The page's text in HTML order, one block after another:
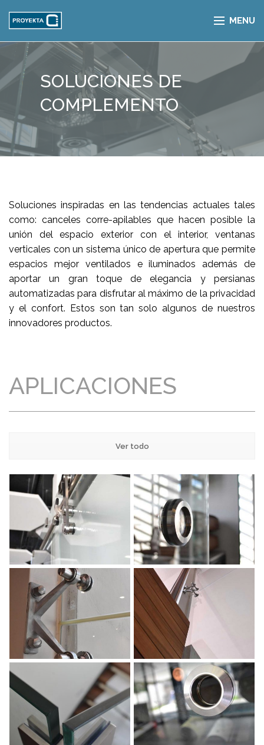
MENU
SOLUCIONES DE
COMPLEMENTO
Soluciones inspiradas en las tendencias actuales tales
como: canceles corre-apilables que hacen posible la
unión del espacio exterior con el interior, ventanas
verticales con un sistema único de apertura que permite
espacios mejor ventilados e iluminados además de
aportar un gran toque de elegancia y persianas
automatizadas para disfrutar al máximo de la privacidad
y el confort. Estos son tan solo algunos de nuestros
innovadores productos.
APLICACIONES
Ver todo